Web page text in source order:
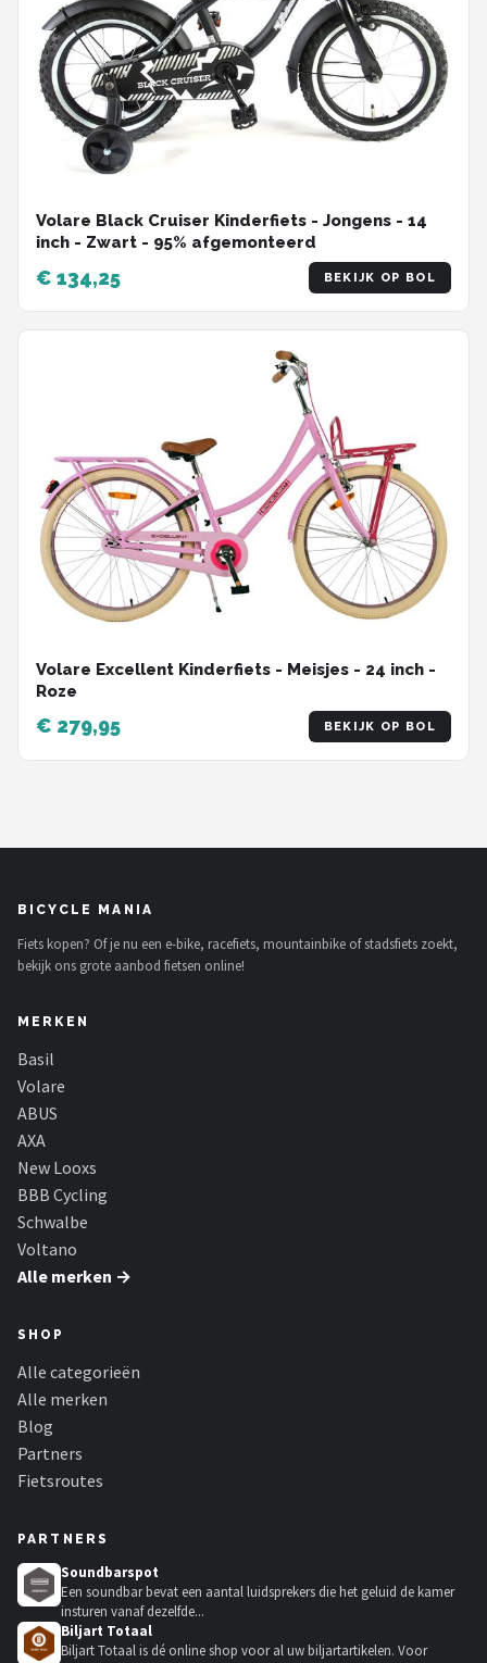
Volare Black Cruiser Kinderfiets - Jongens - 14
inch - Zwart - 95% afgemonteerd
€ 134,25 BEKIJK OP BOL
Volare Excellent Kinderfiets - Meisjes - 24 inch -
Roze
€ 279,95 BEKIJK OP BOL
BICYCLE MANIA
Fiets kopen? Of je nu een e-bike, racefiets, mountainbike of stadsfiets zoekt,
bekijk ons grote aanbod fietsen online!
MERKEN
Basil
Volare
ABUS
AXA
New Looxs
BBB Cycling
Schwalbe
Voltano
Alle merken →
SHOP
Alle categorieën
Alle merken
Blog
Partners
Fietsroutes
PARTNERS
Soundbarspot
Een soundbar bevat een aantal luidsprekers die het geluid de kamer
insturen vanaf dezelfde...
Biljart Totaal
Biljart Totaal is dé online shop voor al uw biljartartikelen. Voor